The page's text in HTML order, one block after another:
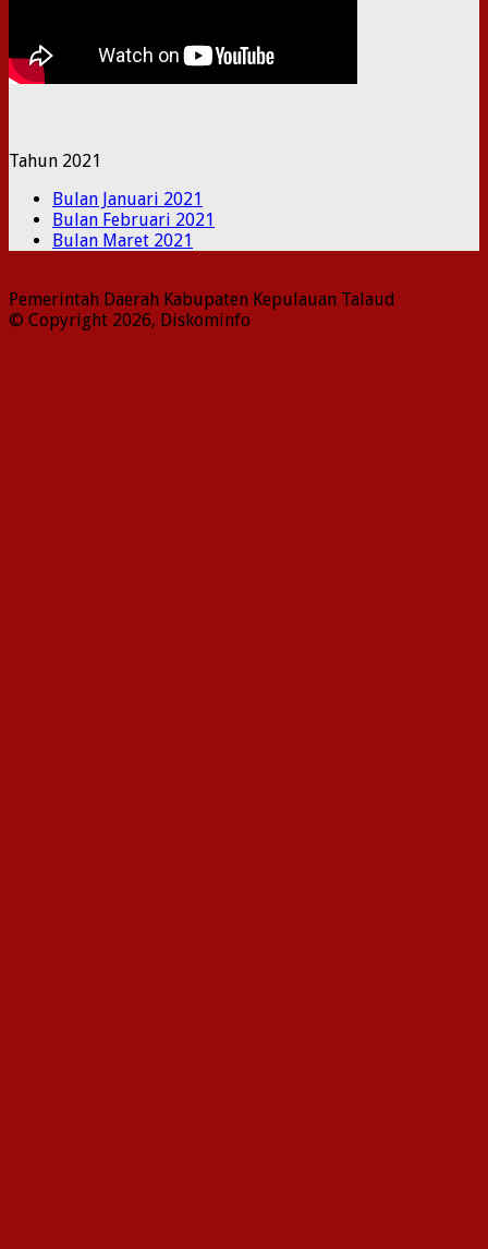
Tahun 2021
Bulan Januari 2021
Bulan Februari 2021
Bulan Maret 2021
Pemerintah Daerah Kabupaten Kepulauan Talaud
© Copyright 2026, Diskominfo